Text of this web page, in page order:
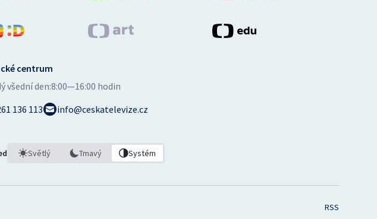
centrum
všední den:8:00—16:00 hodin
136 113
info@ceskatelevize.cz
Světlý Tmavý Systém
RSS